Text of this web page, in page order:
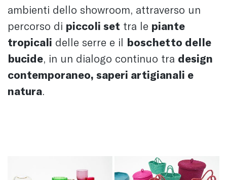
ambienti dello showroom, attraverso un
percorso di piccoli set tra le piante
tropicali delle serre e il boschetto delle
bucide, in un dialogo continuo tra design
contemporaneo, saperi artigianali e
natura.